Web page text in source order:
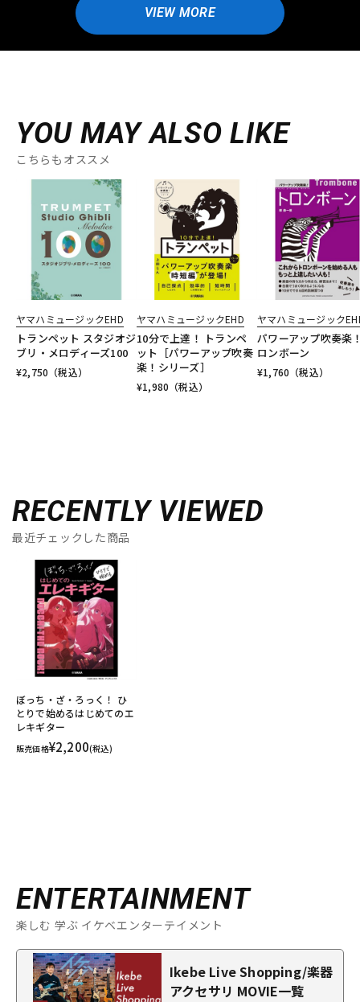
VIEW MORE
YOU MAY ALSO LIKE
こちらもオススメ
ヤマハミュージックEHD
トランペット スタジオジ
ブリ・メロディーズ100
¥2,750 （税込）
ヤマハミュージックEHD
10分で上達！ トランペ
ット［パワーアップ吹奏
楽！シリーズ］
¥1,980 （税込）
ヤマハミュージック
パワーアップ吹奏楽
ロンボーン
¥1,760 （税込）
RECENTLY VIEWED
最近チェックした商品
ぼっち・ざ・ろっく！ ひ
とりで始めるはじめてのエ
レキギター
販売価格¥2,200(税込)
ENTERTAINMENT
楽しむ 学ぶ イケベエンターテイメント
Ikebe Live Shopping/楽器
アクセサリ MOVIE一覧